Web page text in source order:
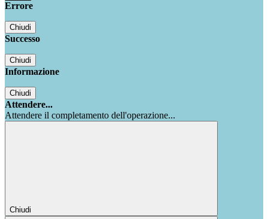
Errore
Chiudi
Successo
Chiudi
Informazione
Chiudi
Attendere...
Attendere il completamento dell'operazione...
Chiudi